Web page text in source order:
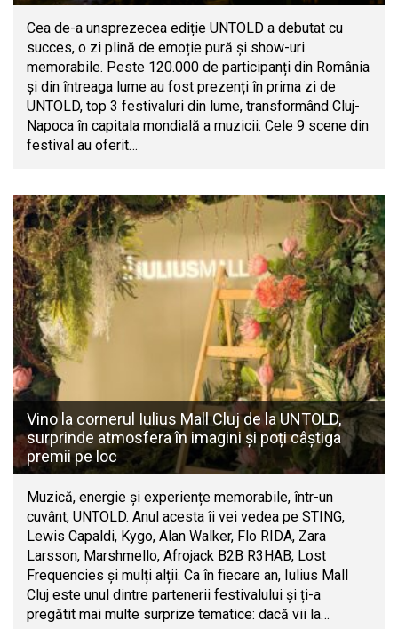
Cea de-a unsprezecea ediție UNTOLD a debutat cu
succes, o zi plină de emoție pură și show-uri
memorabile. Peste 120.000 de participanți din România
și din întreaga lume au fost prezenți în prima zi de
UNTOLD, top 3 festivaluri din lume, transformând Cluj-
Napoca în capitala mondială a muzicii. Cele 9 scene din
festival au oferit…
Vino la cornerul Iulius Mall Cluj de la UNTOLD,
surprinde atmosfera în imagini și poți câștiga
premii pe loc
Muzică, energie și experiențe memorabile, într-un
cuvânt, UNTOLD. Anul acesta îi vei vedea pe STING,
Lewis Capaldi, Kygo, Alan Walker, Flo RIDA, Zara
Larsson, Marshmello, Afrojack B2B R3HAB, Lost
Frequencies și mulți alții. Ca în fiecare an, Iulius Mall
Cluj este unul dintre partenerii festivalului și ți-a
pregătit mai multe surprize tematice: dacă vii la…